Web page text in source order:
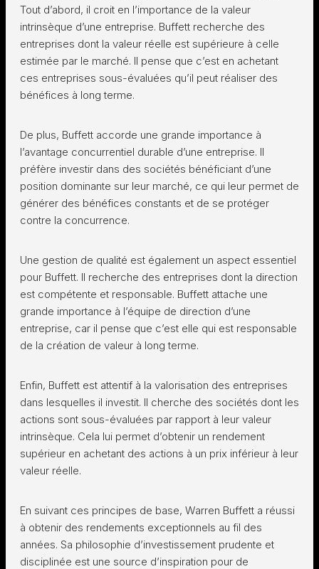
Tout d’abord, il croit en l’importance de la valeur
intrinsèque d’une entreprise. Buffett recherche des
entreprises dont la valeur réelle est supérieure à celle
estimée par le marché. Il pense que c’est en achetant
ces entreprises sous-évaluées qu’il peut réaliser des
bénéfices à long terme.
De plus, Buffett accorde une grande importance à
l’avantage concurrentiel durable d’une entreprise. Il
préfère investir dans des sociétés bénéficiant d’une
position dominante sur leur marché, ce qui leur permet de
générer des bénéfices constants et de se protéger
contre la concurrence.
Une gestion de qualité est également un aspect essentiel
pour Buffett. Il recherche des entreprises dont la direction
est compétente et responsable. Buffett attache une
grande importance à l’équipe de direction d’une
entreprise, car il pense que c’est elle qui est responsable
de la création de valeur à long terme.
Enfin, Buffett est attentif à la valorisation des entreprises
dans lesquelles il investit. Il cherche des sociétés dont les
actions sont sous-évaluées par rapport à leur valeur
intrinsèque. Cela lui permet d’obtenir un rendement
supérieur en achetant des actions à un prix inférieur à leur
valeur réelle.
En suivant ces principes de base, Warren Buffett a réussi
à obtenir des rendements exceptionnels au fil des
années. Sa philosophie d’investissement prudente et
disciplinée est une source d’inspiration pour de